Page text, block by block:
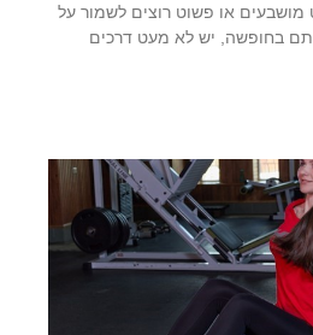
מושבעים או פשוט רוצים לשמור על
בחופשה, יש לא מעט דרכים